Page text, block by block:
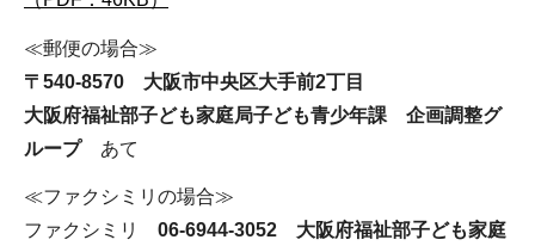
≪郵便の場合≫
〒540-8570 大阪市中央区大手前2丁目
大阪府福祉部子ども家庭局子ども青少年課 企画調整グ
ループあて
≪ファクシミリの場合≫
ファクシミリ 06-6944-3052 大阪府福祉部子ども家庭